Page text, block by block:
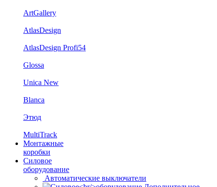
ArtGallery
AtlasDesign
AtlasDesign Profi54
Glossa
Unica New
Blanca
Этюд
MultiTrack
Монтажные
коробки
Силовое
оборудование
Автоматические выключатели